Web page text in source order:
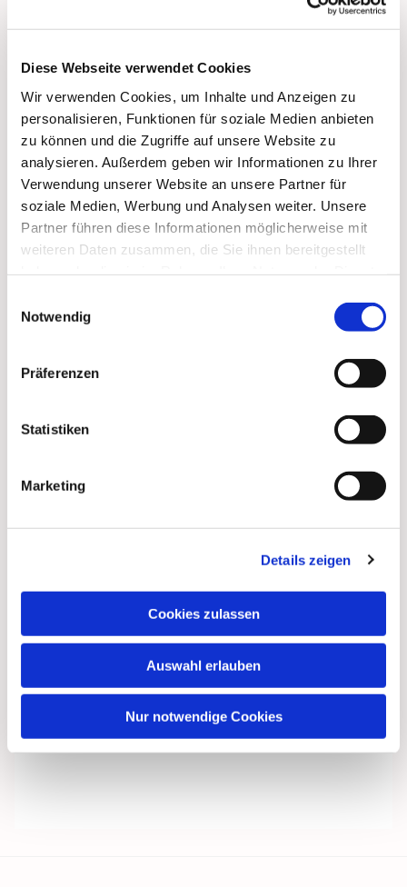
Diese Webseite verwendet Cookies
Wir verwenden Cookies, um Inhalte und Anzeigen zu
personalisieren, Funktionen für soziale Medien anbieten
zu können und die Zugriffe auf unsere Website zu
analysieren. Außerdem geben wir Informationen zu Ihrer
Verwendung unserer Website an unsere Partner für
soziale Medien, Werbung und Analysen weiter. Unsere
Partner führen diese Informationen möglicherweise mit
weiteren Daten zusammen, die Sie ihnen bereitgestellt
Notwendig
Präferenzen
Statistiken
Marketing
Details zeigen
Cookies zulassen
Auswahl erlauben
Nur notwendige Cookies
Lagerfeuer wurden
dann über 80 Gänse verspeist.
Auch in Bergen fand zur selben Zeit eine Martinsfeier
statt. Auch hier mit den evangelischen Christen. Das
gelebte Ökumene in der Diaspora. Ein Teilnehmer
hat es treffend ausgedrückt: “ Hier wird nicht über
Ökumene geredet sondern gehandelt.“
Norbert Diener